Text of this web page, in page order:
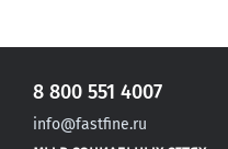
8 800 551 4007
info@fastfine.ru